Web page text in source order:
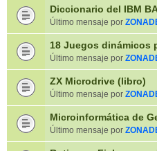
Diccionario del IBM
Último mensaje por
18 Juegos dinámicos
Último mensaje por
ZX Microdrive (libro)
Último mensaje por
Microinformática de
Último mensaje por